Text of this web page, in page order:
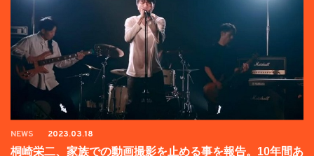
NEWS 2023.03.18
桐崎栄二、家族での動画撮影を止める事を報告。10年間あ